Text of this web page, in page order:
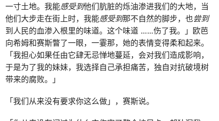
一寸土地。我能感受到他们肮脏的烁油渗进我们的大地，当
他们大步走在街上时，我能感受到那不自然的脚步，也尝到
到人民的血渗入根里的味道。这个味道 ……伤了我。」欧芭
向希姆和赛斯瞥了一眼，一霎那，她的表情变得柔和起来。
「我担心如果任由它肆无忌惮地蔓延，会对我们造成影响，
于是为了我的妹妹，我选择自己承担痛苦，独自对抗破境树
带来的腐败。」
「我们从来没有要求你这么做」，赛斯说。